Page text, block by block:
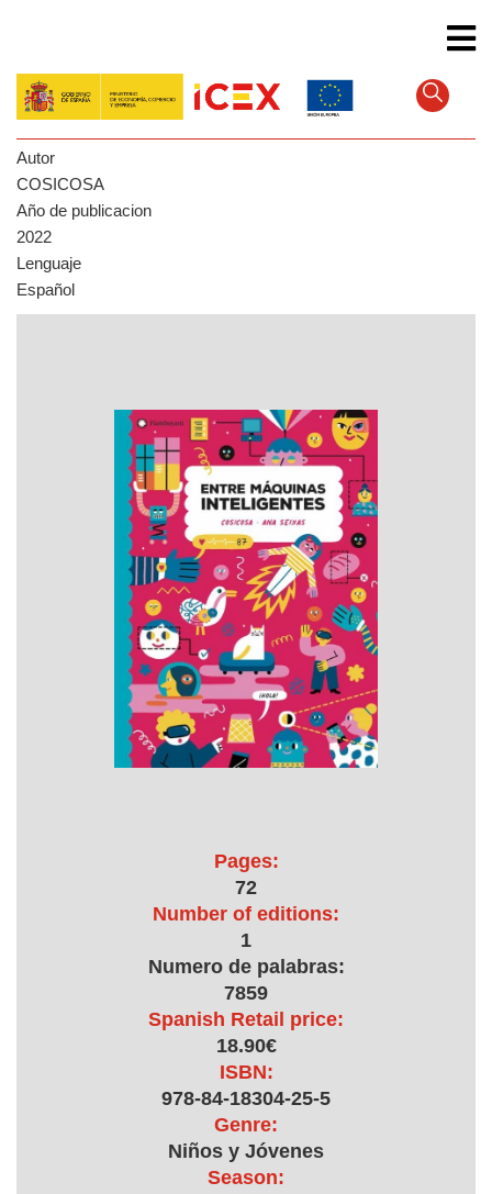
content
Autor
COSICOSA
Año de publicacion
2022
Lenguaje
Español
Pages:
72
Number of editions:
1
Numero de palabras:
7859
Spanish Retail price:
18.90€
ISBN:
978-84-18304-25-5
Genre:
Niños y Jóvenes
Season: